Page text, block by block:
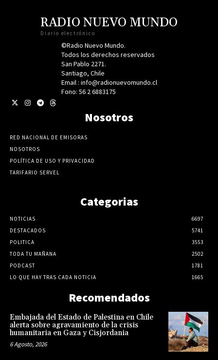
RADIO NUEVO MUNDO
Diario electrónico
©Radio Nuevo Mundo.
Todos los derechos reservados
San Pablo 2271.
Santiago, Chile
Email : info@radionuevomundo.cl
Fono: 56 2 6883175
Nosotros
RED NACIONAL DE EMISORAS
NOSOTROS
POLÍTICA DE USO Y PRIVACIDAD
TARIFARIO SERVEL
Categorias
NOTICIAS
6697
DESTACADOS
5741
POLITICA
3553
TODA TU MAÑANA
2502
PODCAST
1781
LO QUE HAY TRAS CADA NOTICIA
1665
Recomendados
Embajada del Estado de Palestina en Chile
alerta sobre agravamiento de la crisis
humanitaria en Gaza y Cisjordania
6 Agosto, 2026